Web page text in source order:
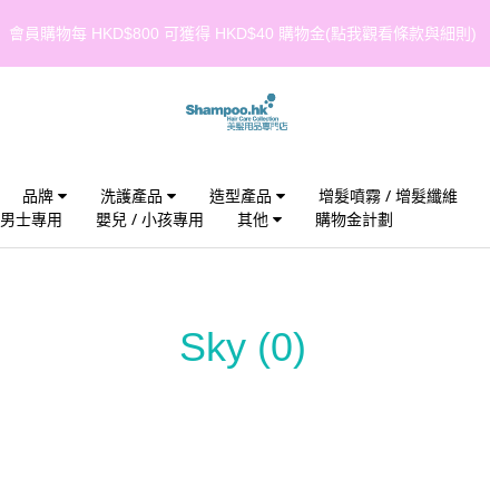
會員購物每 HKD$800 可獲得 HKD$40 購物金(點我觀看條款與細則)
品牌 洗護產品 造型產品 增髮噴霧 / 增髮纖維
男士專用 嬰兒 / 小孩專用 其他 購物金計劃
Sky (0)